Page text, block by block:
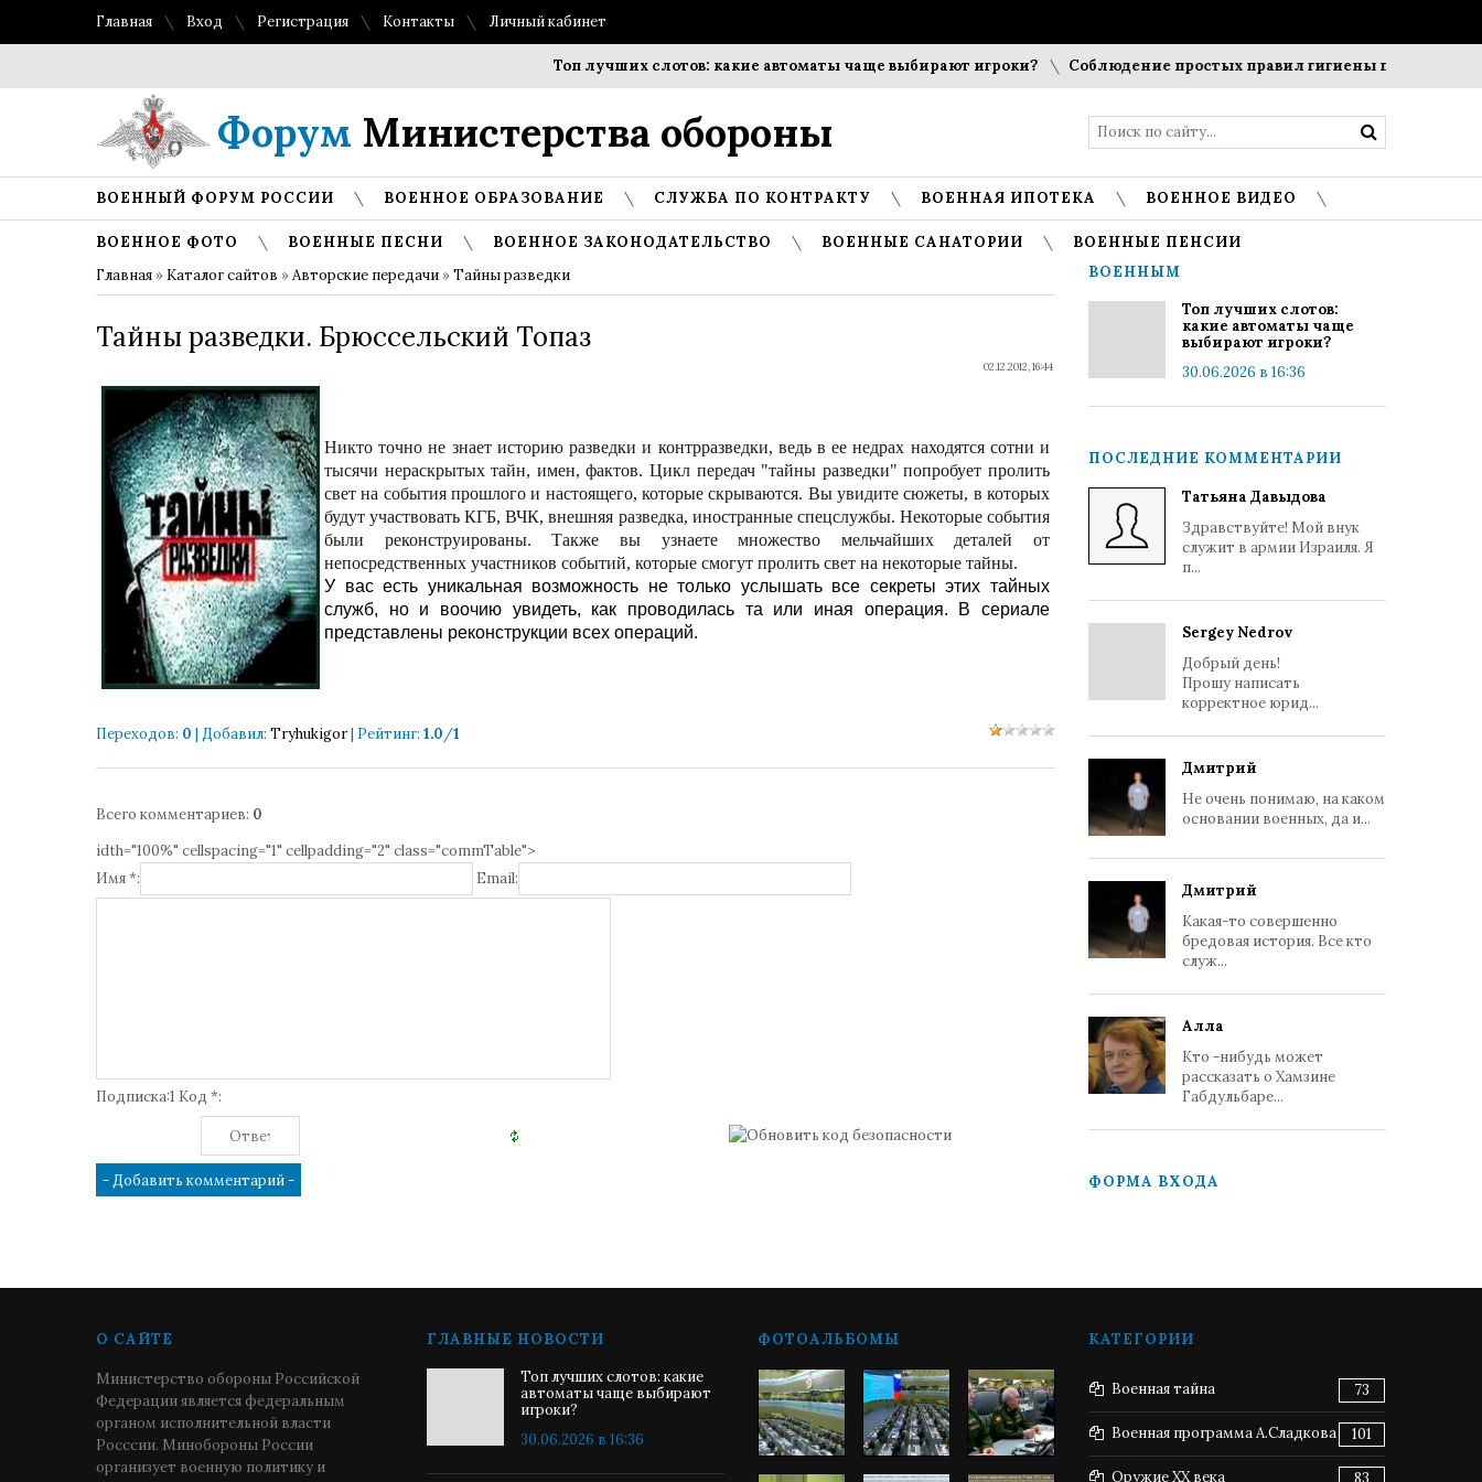
Главная Вход Регистрация Контакты Личный кабинет
Топ лучших слотов: какие автоматы чаще выбирают игроки? Соблюдение простых правил гигиены помогает
Форум Министерства обороны
ВОЕННЫЙ ФОРУМ РОССИИ ВОЕННОЕ ОБРАЗОВАНИЕ СЛУЖБА ПО КОНТРАКТУ ВОЕННАЯ ИПОТЕКА ВОЕННОЕ ВИДЕО
ВОЕННОЕ ФОТО ВОЕННЫЕ ПЕСНИ ВОЕННОЕ ЗАКОНОДАТЕЛЬСТВО ВОЕННЫЕ САНАТОРИИ
ВОЕННЫЕ ПЕНСИИ
Главная » Каталог сайтов »Авторские передачи »Тайны разведки
Тайны разведки. Брюссельский Топаз
02.12.2012, 16:44
Никто точно не знает историю разведки и контрразведки, ведь в ее недрах находятся сотни и
тысячи нераскрытых тайн, имен, фактов. Цикл передач "тайны разведки" попробует пролить
свет на события прошлого и настоящего, которые скрываются. Вы увидите сюжеты, в которых
будут участвовать КГБ, ВЧК, внешняя разведка, иностранные спецслужбы. Некоторые события
были реконструированы. Также вы узнаете множество мельчайших деталей от
непосредственных участников событий, которые смогут пролить свет на некоторые тайны.
У вас есть уникальная возможность не только услышать все секреты этих тайных
служб, но и воочию увидеть, как проводилась та или иная операция. В сериале
представлены реконструкции всех операций.
Переходов: 0 | Добавил: Tryhukigor| Рейтинг: 1.0/1
Всего комментариев: 0
idth="100%" cellspacing="1" cellpadding="2" class="commTable">
Имя *:
Email:
Подписка:1 Код *:
ВОЕННЫМ
Топ лучших слотов:
какие автоматы чаще
выбирают игроки?
30.06.2026 в 16:36
ПОСЛЕДНИЕ КОММЕНТАРИИ
Татьяна Давыдова
Здравствуйте! Мой внук
служит в армии Израиля. Я
п...
Sergey Nedrov
Добрый день!
Прошу написать
корректное юрид...
Дмитрий
Не очень понимаю, на каком
основании военных, да и...
Дмитрий
Какая-то совершенно
бредовая история. Все кто
служ...
Алла
Кто -нибудь может
рассказать о Хамзине
Габдульбаре...
ФОРМА ВХОДА
О САЙТЕ
Министерство обороны Российской
Федерации является федеральным
органом исполнительной власти
Росссии. Минобороны России
организует военную политику и
ГЛАВНЫЕ НОВОСТИ
Топ лучших слотов: какие
автоматы чаще выбирают
игроки?
30.06.2026 в 16:36
ФОТОАЛЬБОМЫ КАТЕГОРИИ
Военная тайна 73
Военная программа А.Сладкова 101
Оружие XX века 83